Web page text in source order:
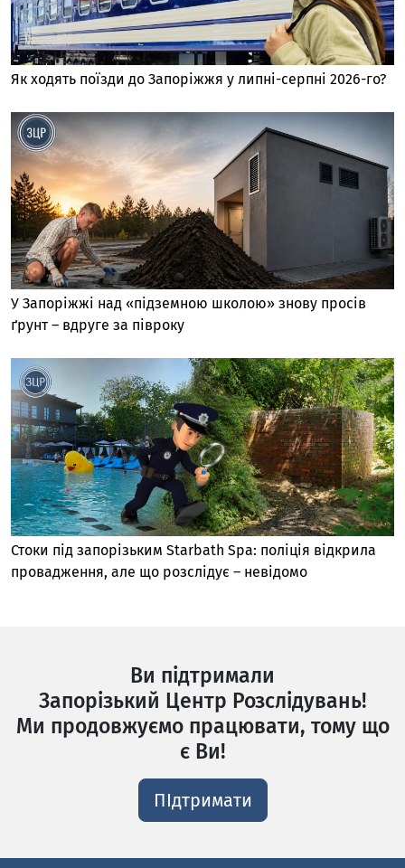
Як ходять поїзди до Запоріжжя у липні-серпні 2026-го?
У Запоріжжі над «підземною школою» знову просів
ґрунт – вдруге за півроку
Стоки під запорізьким Starbath Spa: поліція відкрила
провадження, але що розслідує – невідомо
Ви підтримали
Запорізький Центр Розслідувань!
Ми продовжуємо працювати, тому що
є Ви!
ПІдтримати